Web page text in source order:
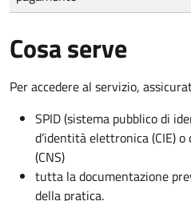
Cosa serve
Per accedere al servizio,
SPID (sistema pubblico di
d’identità elettronica (CIE)
(CNS)
tutta la documentazione
della pratica.